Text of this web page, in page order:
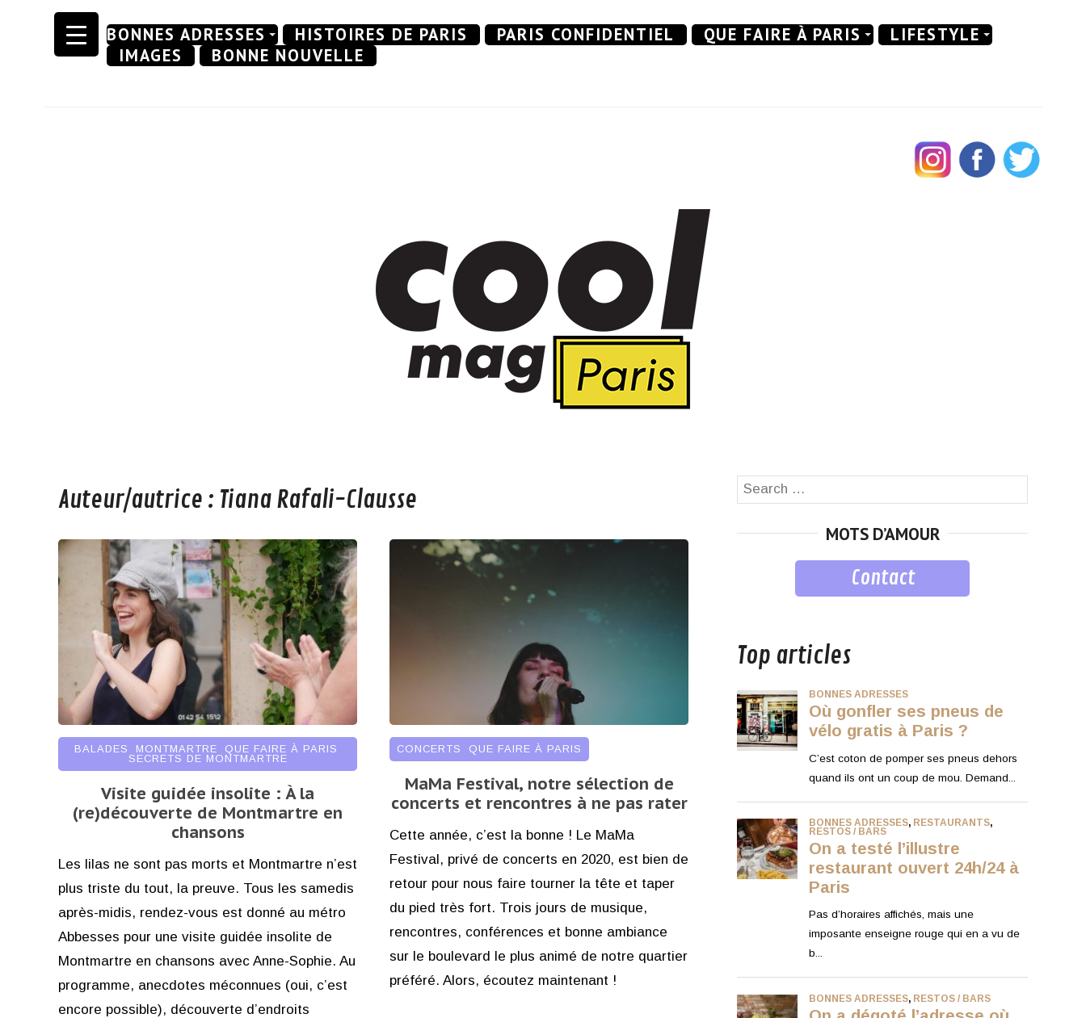
Skip
BONNES ADRESSES HISTOIRES DE PARIS PARIS CONFIDENTIEL QUE FAIRE À PARIS
LIFESTYLE
IMAGES
BONNE NOUVELLE
Auteur/autrice : Tiana Rafali-Clausse
BALADES MONTMARTRE QUE FAIRE À PARIS
SECRETS DE MONTMARTRE
Visite guidée insolite : À la
(re)découverte de Montmartre en
chansons
Les lilas ne sont pas morts et Montmartre n’est
plus triste du tout, la preuve. Tous les samedis
après-midis, rendez-vous est donné au métro
Abbesses pour une visite guidée insolite de
Montmartre en chansons avec Anne-Sophie. Au
programme, anecdotes méconnues (oui, c’est
encore possible), découverte d’endroits
CONCERTS QUE FAIRE À PARIS
MaMa Festival, notre sélection de
concerts et rencontres à ne pas rater
Cette année, c’est la bonne ! Le MaMa
Festival, privé de concerts en 2020, est bien de
retour pour nous faire tourner la tête et taper
du pied très fort. Trois jours de musique,
rencontres, conférences et bonne ambiance
sur le boulevard le plus animé de notre quartier
préféré. Alors, écoutez maintenant !
Search
MOTS D’AMOUR
Contact
Top articles